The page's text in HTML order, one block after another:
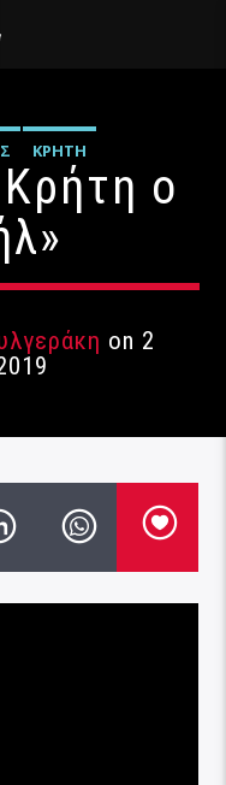
ΚΡΉΤΗ
ο
on 2